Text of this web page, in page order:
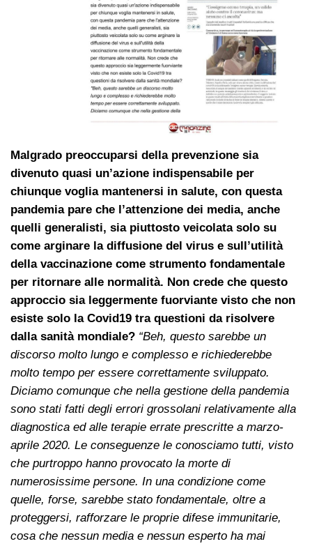
Malgrado preoccuparsi della prevenzione sia
divenuto quasi un’azione indispensabile per
chiunque voglia mantenersi in salute, con questa
pandemia pare che l’attenzione dei media, anche
quelli generalisti, sia piuttosto veicolata solo su
come arginare la diffusione del virus e sull’utilità
della vaccinazione come strumento fondamentale
per ritornare alle normalità. Non crede che questo
approccio sia leggermente fuorviante visto che non
esiste solo la Covid19 tra questioni da risolvere
dalla sanità mondiale? “Beh, questo sarebbe un
discorso molto lungo e complesso e richiederebbe
molto tempo per essere correttamente sviluppato.
Diciamo comunque che nella gestione della pandemia
sono stati fatti degli errori grossolani relativamente alla
diagnostica ed alle terapie errate prescritte a marzo-
aprile 2020. Le conseguenze le conosciamo tutti, visto
che purtroppo hanno provocato la morte di
numerosissime persone. In una condizione come
quelle, forse, sarebbe stato fondamentale, oltre a
proteggersi, rafforzare le proprie difese immunitarie,
cosa che nessun media e nessun esperto ha mai